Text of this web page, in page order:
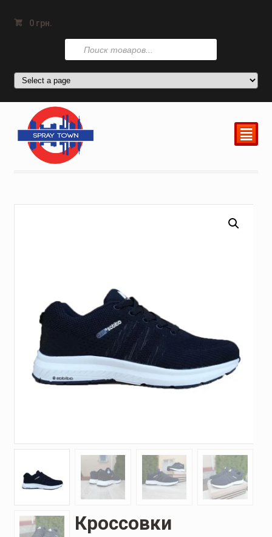
0 грн.
Поиск
товаров
²
Кроссовки